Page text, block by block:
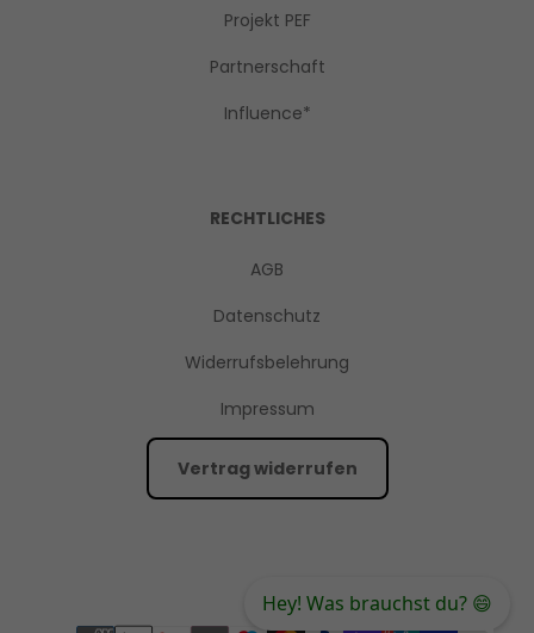
Projekt PEF
Partnerschaft
Influence*
RECHTLICHES
AGB
Datenschutz
Widerrufsbelehrung
Impressum
Vertrag widerrufen
Hey! Was brauchst du? 😄